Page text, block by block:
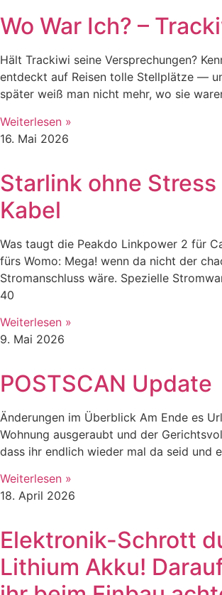
Wo War Ich? –
Hält Trackiwi seine Versprechungen?
entdeckt auf Reisen tolle Stellplätze —
später weiß man nicht mehr, wo sie
Weiterlesen »
16. Mai 2026
Starlink ohne Stress
Kabel
Was taugt die Peakdo Linkpower 2 für
fürs Womo: Mega! wenn da nicht der
Stromanschluss wäre. Spezielle
40
Weiterlesen »
9. Mai 2026
POSTSCAN Update
Änderungen im Überblick Am Ende es
Wohnung ausgeraubt und der
dass ihr endlich wieder mal da seid und
Weiterlesen »
18. April 2026
Elektronik-Schrott
Lithium Akku!